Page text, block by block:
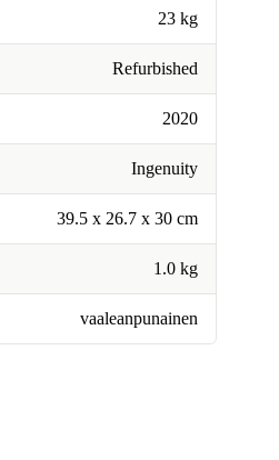
23 kg
Refurbished
2020
Ingenuity
39.5 x 26.7 x 30 cm
1.0 kg
vaaleanpunainen